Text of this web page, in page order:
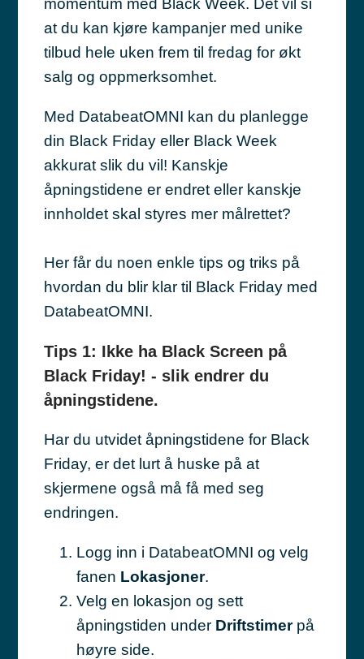
momentum med Black Week. Det vil si
at du kan kjøre kampanjer med unike
tilbud hele uken frem til fredag for økt
salg og oppmerksomhet.
Med DatabeatOMNI kan du planlegge
din Black Friday eller Black Week
akkurat slik du vil! Kanskje
åpningstidene er endret eller kanskje
innholdet skal styres mer målrettet?
Her får du noen enkle tips og triks på
hvordan du blir klar til Black Friday med
DatabeatOMNI.
Tips 1: Ikke ha Black Screen på
Black Friday! - slik endrer du
åpningstidene.
Har du utvidet åpningstidene for Black
Friday, er det lurt å huske på at
skjermene også må få med seg
endringen.
Logg inn i DatabeatOMNI og velg
fanen Lokasjoner.
Velg en lokasjon og sett
åpningstiden under Driftstimer på
høyre side.